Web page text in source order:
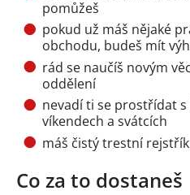
pomůžeš
pokud už máš nějaké
obchodu, budeš mít
rád se naučíš novým
oddělení
nevadí ti se prostřídat
víkendech a svátcích
máš čistý trestní rejstřík
Co za to dostaneš